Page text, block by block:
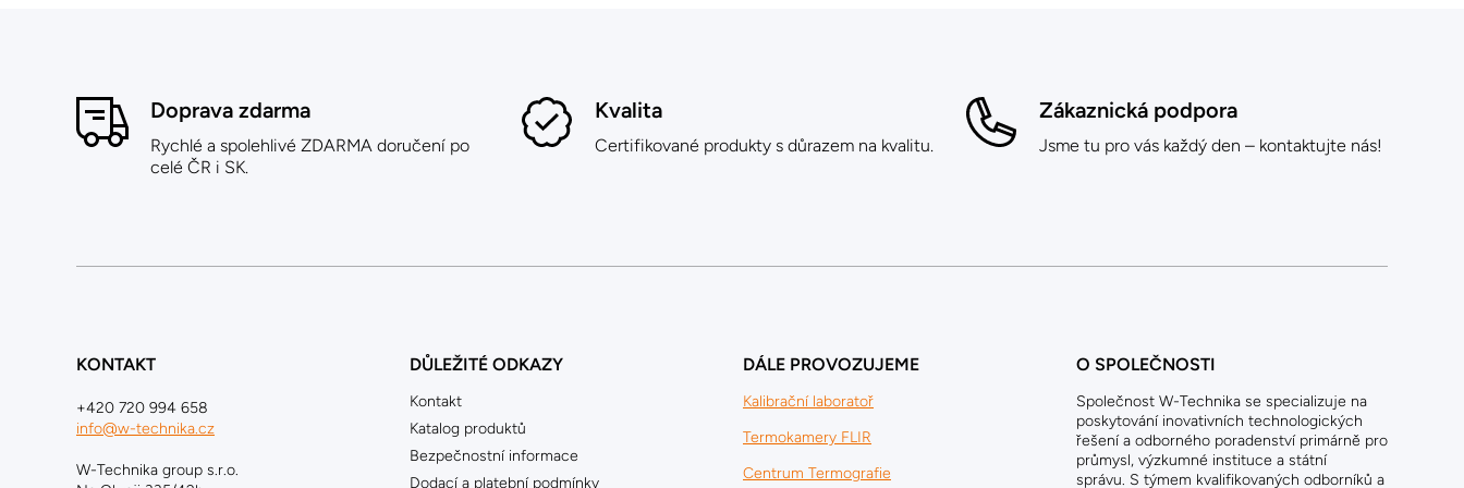
Doprava zdarma
Rychlé a spolehlivé ZDARMA doručení po
celé ČR i SK.
Kvalita
Certifikované produkty s důrazem na kvalitu.
Zákaznická podpora
Jsme tu pro vás každý den – kontaktujte nás!
KONTAKT
+420 720 994 658
info@w-technika.cz
W-Technika group s.r.o.
DŮLEŽITÉ ODKAZY
Kontakt
Katalog produktů
Bezpečnostní informace
Dodací a platební podmínky
DÁLE PROVOZUJEME
Kalibrační laboratoř
Termokamery FLIR
Centrum Termografie
O SPOLEČNOSTI
Společnost W-Technika se specializuje na
poskytování inovativních technologických
řešení a odborného poradenství primárně pro
průmysl, výzkumné instituce a státní
správu. S týmem kvalifikovaných odborníků a